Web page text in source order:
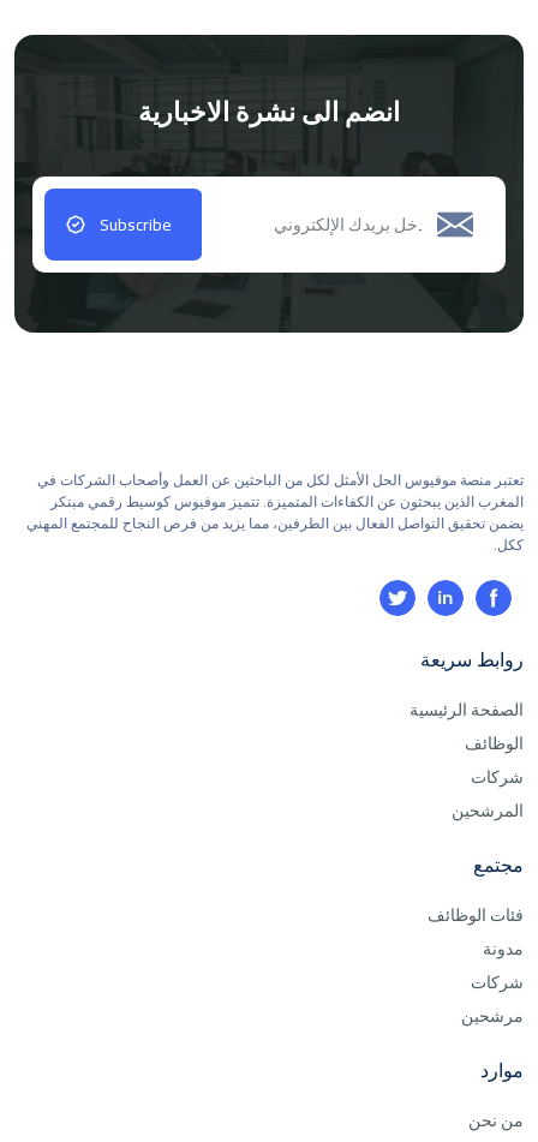
انضم الى نشرة الاخبارية
Subscribe
تعتبر منصة موفيوس الحل الأمثل لكل من الباحثين عن العمل وأصحاب الشركات في
المغرب الذين يبحثون عن الكفاءات المتميزة. تتميز موفيوس كوسيط رقمي مبتكر
يضمن تحقيق التواصل الفعال بين الطرفين، مما يزيد من فرص النجاح للمجتمع المهني
ككل.
روابط سريعة
الصفحة الرئيسية
الوظائف
شركات
المرشحين
مجتمع
فئات الوظائف
مدونة
شركات
مرشحين
موارد
من نحن